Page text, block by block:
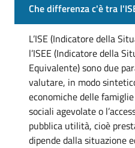
Che differenza c'è tra
L’ISE (Indicatore della
l’ISEE (Indicatore della
Equivalente) sono due
valutare, in modo
economiche delle
sociali agevolate o
pubblica utilità, cioè
dipende dalla situazione